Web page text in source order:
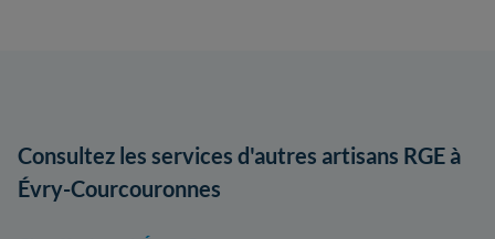
Consultez les services d'autres artisans RGE à
Évry-Courcouronnes